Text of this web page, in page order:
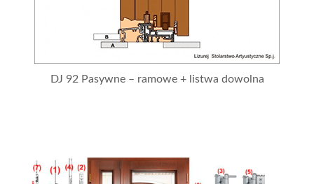
DJ 92 Pasywne – ramowe + listwa dowolna